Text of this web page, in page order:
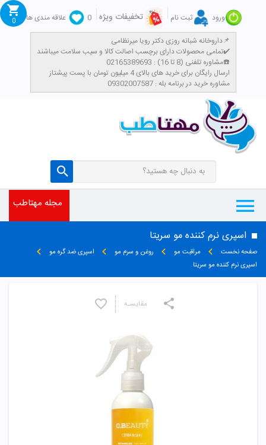
ورود ثبت نام تخفیفات ویژه 0
علاقه مندی ها
داروخانه شبانه روزی دکتر رویا میرنظامی📌
تمامی محصولات دارای برچسب اصالت کالا و سیب سلامت میباشند✔️
مشاوره تلفنی (8 تا 16) : 02165389693☎️
​ارسال رایگان برای خرید های بالای 4 میلیون تومان با پست پیشتاز
مشاوره خرید در برنامه بله : 09302007587
0
مجله مهتاطب
اسپری نرم کننده مو سریتا
صفحه نخست مراقبت مو روغن و سرم مو
اسپری ضد گره مو
اسپری نرم کننده مو سریتا
مقایسـه